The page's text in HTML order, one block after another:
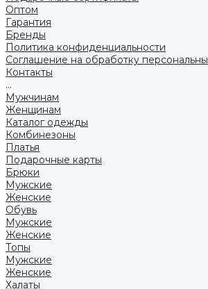
Оптом
Гарантия
Бренды
Политика конфиденциальности
Соглашение на обработку
Контакты
...
Мужчинам
Женщинам
Каталог одежды
Комбинезоны
Платья
Подарочные карты
Брюки
Мужские
Женские
Обувь
Мужские
Женские
Топы
Мужские
Женские
Халаты